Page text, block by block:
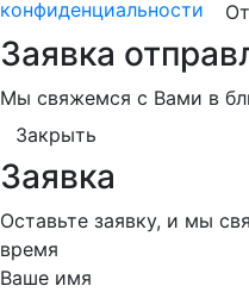
конфиденциальности
Заявка
Мы свяжемся с Вами в
Закрыть
Заявка
Оставьте заявку, и мы
время
Ваше имя